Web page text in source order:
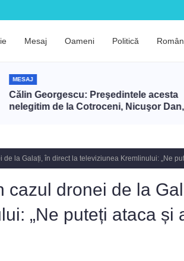
Mesaj Oameni Politică
MESAJ
Călin Georgescu: Preşedintele acesta
nelegitim de la Cotroceni, Nicuşor
la Galați, în direct la televiziunea Kremlinului: „Ne
cazul dronei de la
„Ne puteți ataca și